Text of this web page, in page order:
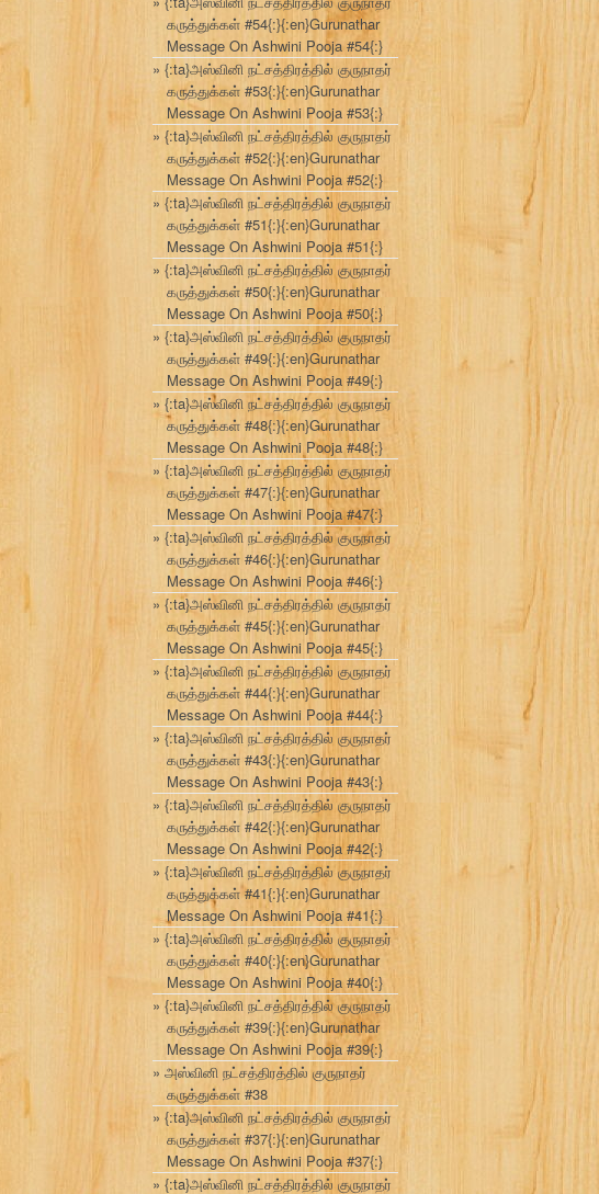
கருத்துக்கள் #54{:}{:en}Gurunathar
Message On Ashwini Pooja #54{:}
{:ta}அஸ்வினி நட்சத்திரத்தில் குருநாதர்
கருத்துக்கள் #53{:}{:en}Gurunathar
Message On Ashwini Pooja #53{:}
{:ta}அஸ்வினி நட்சத்திரத்தில் குருநாதர்
கருத்துக்கள் #52{:}{:en}Gurunathar
Message On Ashwini Pooja #52{:}
{:ta}அஸ்வினி நட்சத்திரத்தில் குருநாதர்
கருத்துக்கள் #51{:}{:en}Gurunathar
Message On Ashwini Pooja #51{:}
{:ta}அஸ்வினி நட்சத்திரத்தில் குருநாதர்
கருத்துக்கள் #50{:}{:en}Gurunathar
Message On Ashwini Pooja #50{:}
{:ta}அஸ்வினி நட்சத்திரத்தில் குருநாதர்
கருத்துக்கள் #49{:}{:en}Gurunathar
Message On Ashwini Pooja #49{:}
{:ta}அஸ்வினி நட்சத்திரத்தில் குருநாதர்
கருத்துக்கள் #48{:}{:en}Gurunathar
Message On Ashwini Pooja #48{:}
{:ta}அஸ்வினி நட்சத்திரத்தில் குருநாதர்
கருத்துக்கள் #47{:}{:en}Gurunathar
Message On Ashwini Pooja #47{:}
{:ta}அஸ்வினி நட்சத்திரத்தில் குருநாதர்
கருத்துக்கள் #46{:}{:en}Gurunathar
Message On Ashwini Pooja #46{:}
{:ta}அஸ்வினி நட்சத்திரத்தில் குருநாதர்
கருத்துக்கள் #45{:}{:en}Gurunathar
Message On Ashwini Pooja #45{:}
{:ta}அஸ்வினி நட்சத்திரத்தில் குருநாதர்
கருத்துக்கள் #44{:}{:en}Gurunathar
Message On Ashwini Pooja #44{:}
{:ta}அஸ்வினி நட்சத்திரத்தில் குருநாதர்
கருத்துக்கள் #43{:}{:en}Gurunathar
Message On Ashwini Pooja #43{:}
{:ta}அஸ்வினி நட்சத்திரத்தில் குருநாதர்
கருத்துக்கள் #42{:}{:en}Gurunathar
Message On Ashwini Pooja #42{:}
{:ta}அஸ்வினி நட்சத்திரத்தில் குருநாதர்
கருத்துக்கள் #41{:}{:en}Gurunathar
Message On Ashwini Pooja #41{:}
{:ta}அஸ்வினி நட்சத்திரத்தில் குருநாதர்
கருத்துக்கள் #40{:}{:en}Gurunathar
Message On Ashwini Pooja #40{:}
{:ta}அஸ்வினி நட்சத்திரத்தில் குருநாதர்
கருத்துக்கள் #39{:}{:en}Gurunathar
Message On Ashwini Pooja #39{:}
அஸ்வினி நட்சத்திரத்தில் குருநாதர்
கருத்துக்கள் #38
{:ta}அஸ்வினி நட்சத்திரத்தில் குருநாதர்
கருத்துக்கள் #37{:}{:en}Gurunathar
Message On Ashwini Pooja #37{:}
{:ta}அஸ்வினி நட்சத்திரத்தில் குருநாதர்